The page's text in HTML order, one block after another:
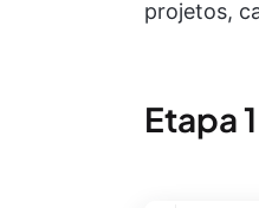
projetos,
Etapa